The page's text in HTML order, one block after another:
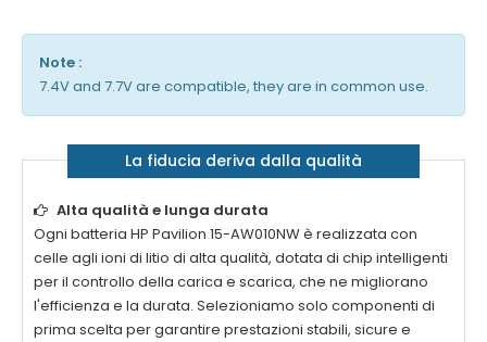
Note :
7.4V and 7.7V are compatible, they are in common use.
La fiducia deriva dalla qualità
Alta qualità e lunga durata
Ogni batteria HP Pavilion 15-AW010NWè realizzata con
celle agli ioni di litio di alta qualità, dotata di chip intelligenti
per il controllo della carica e scarica, che ne migliorano
l'efficienza e la durata. Selezioniamo solo componenti di
prima scelta per garantire prestazioni stabili, sicure e